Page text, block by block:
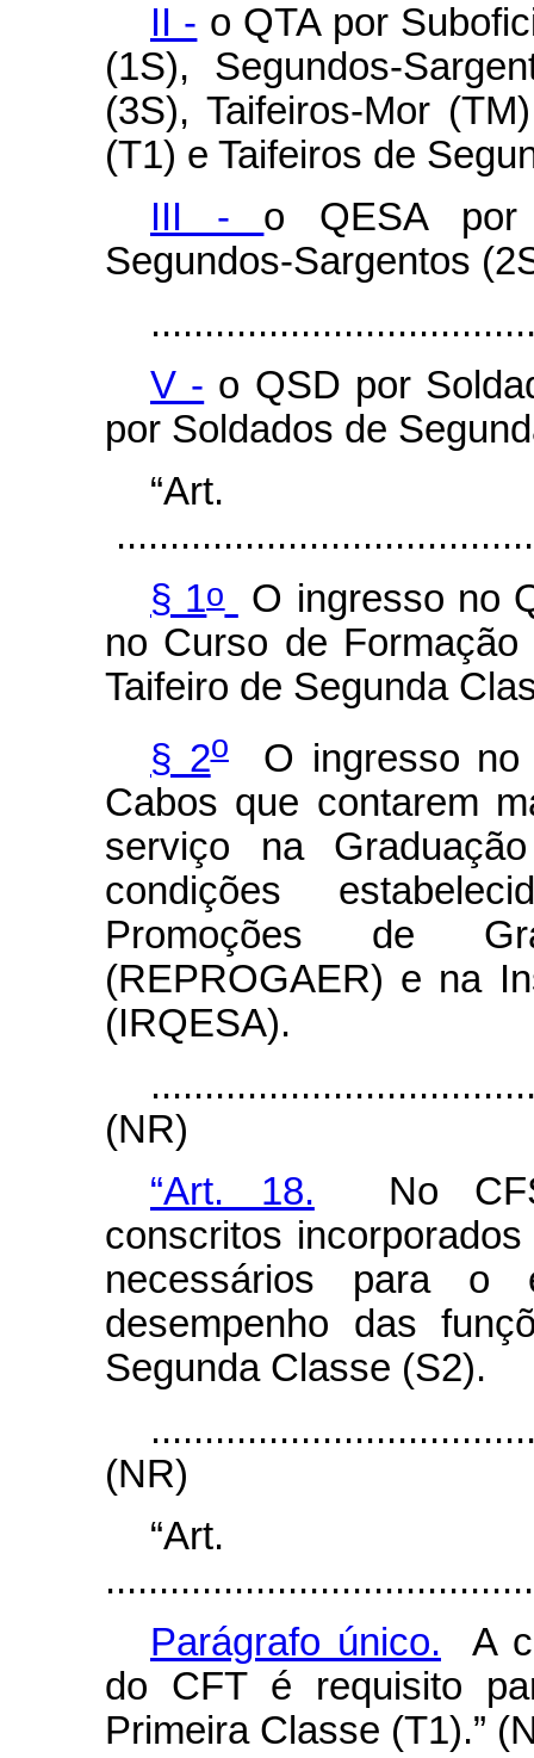
II - o QTA por
(1S), Segundos-
(3S), Taifeiros-Mor
(T1) e Taifeiros de
III - o QESA por
Segundos-Sargentos
V - o QSD por
por Soldados de
§ 1o
O ingresso no
no Curso de
Taifeiro de Segunda
§ 2oO ingresso no
Cabos que contarem
serviço na
condições
Promoções de
(REPROGAER) e na
(IRQESA).
(NR)
“Art. 18. No
conscritos
necessários para
desempenho das
Segunda Classe (S2).
(NR)
Parágrafo único. A
do CFT é requisito
Primeira Classe (T1).”